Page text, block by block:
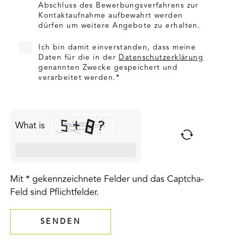
Abschluss des Bewerbungsverfahrens zur
Kontaktaufnahme aufbewahrt werden
dürfen um weitere Angebote zu erhalten.
Ich bin damit einverstanden, dass meine
Daten für die in der Datenschutzerklärung
genannten Zwecke gespeichert und
verarbeitet werden.*
What is
PROBLEM
SHOWN
IN
THE
IMAGE
Mit * gekennzeichnete Felder und das Captcha-
Feld sind Pflichtfelder.